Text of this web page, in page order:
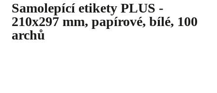
Samolepící etikety PLUS -
210x297 mm, papírové, bílé, 100
archů